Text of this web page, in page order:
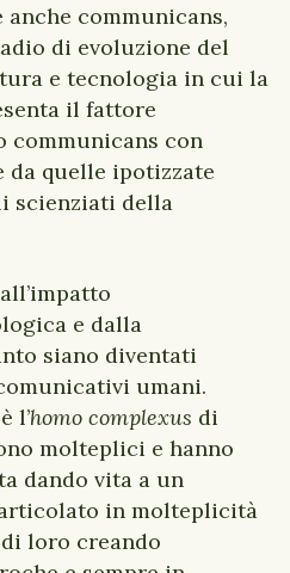
communicans,
di evoluzione del
e tecnologia in cui la
il fattore
communicans con
da quelle ipotizzate
scienziati della
e dalla
siano diventati
umani.
l’homo complexus di
molteplici e hanno
dando vita a un
in molteplicità
loro creando